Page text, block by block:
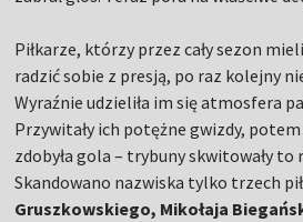
Piłkarze, którzy przez cały sezon
radzić sobie z presją, po raz kolejny
Wyraźnie udzieliła im się atmosfera
Przywitały ich potężne gwizdy,
zdobyła gola – trybuny skwitowały
Skandowano nazwiska tylko trzech
Gruszkowskiego, Mikołaja